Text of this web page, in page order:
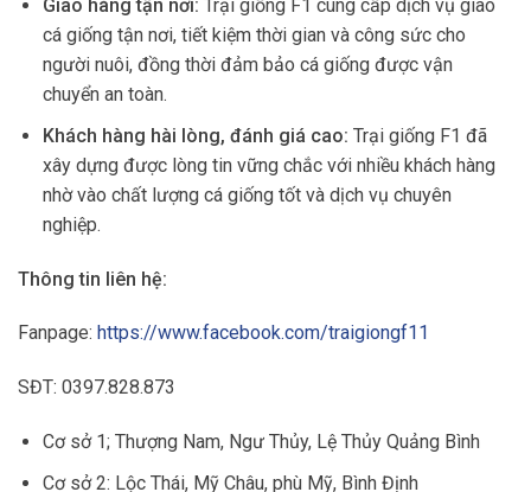
Giao hàng tận nơi: Trại giống F1 cung cấp dịch vụ giao
cá giống tận nơi, tiết kiệm thời gian và công sức cho
người nuôi, đồng thời đảm bảo cá giống được vận
chuyển an toàn.
Khách hàng hài lòng, đánh giá cao: Trại giống F1 đã
xây dựng được lòng tin vững chắc với nhiều khách hàng
nhờ vào chất lượng cá giống tốt và dịch vụ chuyên
nghiệp.
Thông tin liên hệ:
Fanpage: https://www.facebook.com/traigiongf11
SĐT: 0397.828.873
Cơ sở 1; Thượng Nam, Ngư Thủy, Lệ Thủy Quảng Bình
Cơ sở 2: Lộc Thái, Mỹ Châu, phù Mỹ, Bình Định